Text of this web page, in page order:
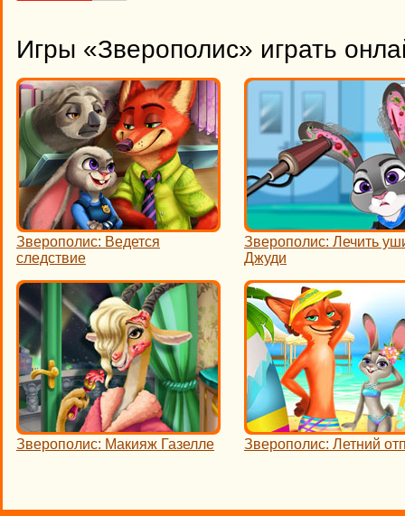
Игры «Зверополис» играть
Зверополис: Ведется
следствие
Зверополис: Лечить
Джуди
Зверополис: Макияж Газелле Зверополис: Летний